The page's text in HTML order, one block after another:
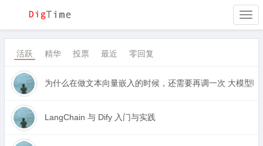
活跃 精华 投票 最近 零回复
为什么在做文本向量嵌入的时候，还需要再调一次 大模型呢
LangChain 与 Dify 入门与实践